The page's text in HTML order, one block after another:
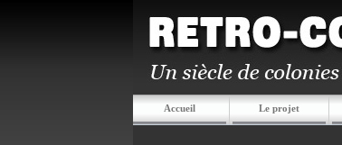
Accueil Le projet